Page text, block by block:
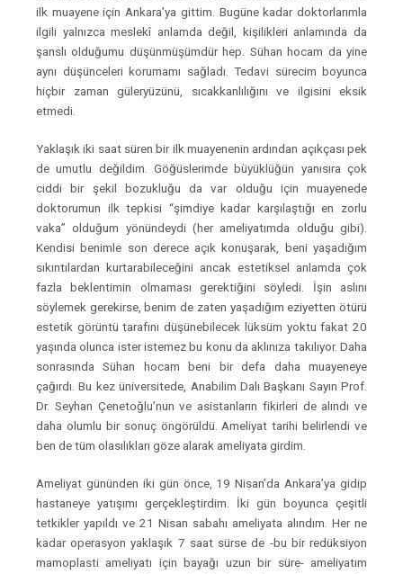
ilk muayene için Ankara’ya gittim. Bugüne kadar doktorlarımla
ilgili yalnızca meslekî anlamda değil, kişilikleri anlamında da
şanslı olduğumu düşünmüşümdür hep. Sühan hocam da yine
aynı düşünceleri korumamı sağladı. Tedavi sürecim boyunca
hiçbir zaman güleryüzünü, sıcakkanlılığını ve ilgisini eksik
etmedi.
Yaklaşık iki saat süren bir ilk muayenenin ardından açıkçası pek
de umutlu değildim. Göğüslerimde büyüklüğün yanısıra çok
ciddi bir şekil bozukluğu da var olduğu için muayenede
doktorumun ilk tepkisi “şimdiye kadar karşılaştığı en zorlu
vaka” olduğum yönündeydi (her ameliyatımda olduğu gibi).
Kendisi benimle son derece açık konuşarak, beni yaşadığım
sıkıntılardan kurtarabileceğini ancak estetiksel anlamda çok
fazla beklentimin olmaması gerektiğini söyledi. İşin aslını
söylemek gerekirse, benim de zaten yaşadığım eziyetten ötürü
estetik görüntü tarafını düşünebilecek lüksüm yoktu fakat 20
yaşında olunca ister istemez bu konu da aklınıza takılıyor. Daha
sonrasında Sühan hocam beni bir defa daha muayeneye
çağırdı. Bu kez üniversitede, Anabilim Dalı Başkanı Sayın Prof.
Dr. Seyhan Çenetoğlu’nun ve asistanların fikirleri de alındı ve
daha olumlu bir sonuç öngörüldü. Ameliyat tarihi belirlendi ve
ben de tüm olasılıkları göze alarak ameliyata girdim.
Ameliyat gününden iki gün önce, 19 Nisan’da Ankara’ya gidip
hastaneye yatışımı gerçekleştirdim. İki gün boyunca çeşitli
tetkikler yapıldı ve 21 Nisan sabahı ameliyata alındım. Her ne
kadar operasyon yaklaşık 7 saat sürse de -bu bir redüksiyon
mamoplasti ameliyatı için bayağı uzun bir süre- ameliyatım